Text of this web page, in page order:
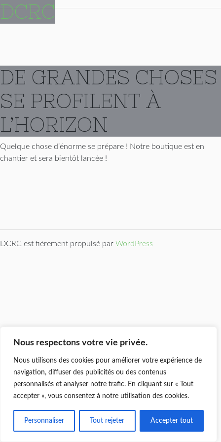
Nous respectons votre vie privée.
Nous utilisons des cookies pour améliorer votre expérience de
navigation, diffuser des publicités ou des contenus
personnalisés et analyser notre trafic. En cliquant sur « Tout
accepter », vous consentez à notre utilisation des cookies.
Personnaliser Tout rejeter Accepter tout
DCRC
DE GRANDES CHOSES
SE PROFILENT À
L’HORIZON
Quelque chose d’énorme se prépare ! Notre boutique est en
chantier et sera bientôt lancée !
DCRC est fièrement propulsé par WordPress